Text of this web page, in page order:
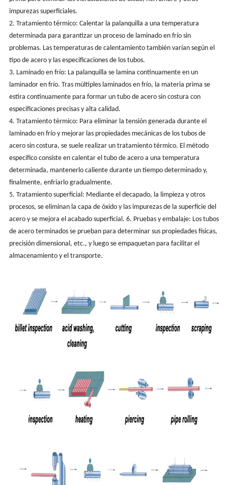
impurezas superficiales.
2. Tratamiento térmico: Calentar la palanquilla a una temperatura
determinada para garantizar un proceso de laminado en frío sin
problemas. Las temperaturas de calentamiento también varían según el
tipo de acero y las especificaciones de los tubos.
3. Laminado en frío: La palanquilla se lamina continuamente en un
laminador en frío. Tras múltiples laminados en frío, la materia prima se
estira continuamente para formar un tubo de acero sin costura con
especificaciones precisas y alta calidad.
4. Tratamiento térmico: Para eliminar la tensión generada durante el
laminado en frío y mejorar las propiedades mecánicas de los tubos de
acero sin costura, se suele realizar un tratamiento térmico. El método
específico consiste en calentar el tubo de acero a una temperatura
determinada, mantenerlo caliente durante un tiempo determinado y,
finalmente, enfriarlo gradualmente.
5. Tratamiento superficial: Mediante el decapado, la limpieza y otros
procesos, se eliminan la capa de óxido y las impurezas de la superficie del
acero y se mejora el acabado superficial. 6. Pruebas y embalaje: Los tubos
de acero terminados se prueban para determinar sus propiedades físicas,
precisión dimensional, etc., y luego se empaquetan para facilitar el
almacenamiento y el transporte.